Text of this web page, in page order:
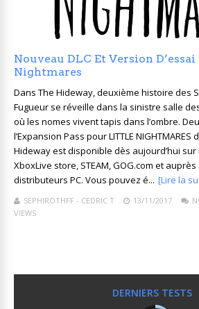
Nouveau DLC Et Version
Nightmares
Dans The Hideway, deuxième histoire des
Fugueur se réveille dans la sinistre salle
où les nomes vivent tapis dans l’ombre.
l’Expansion Pass pour LITTLE
Hideway est disponible dès aujourd’hui
XboxLive store, STEAM, GOG.com et
distributeurs PC. Vous pouvez é... [Lire la
SEPHIROTHFF - CEDRIC T 13/11/2017
VIEWS
DERNIERS TESTS